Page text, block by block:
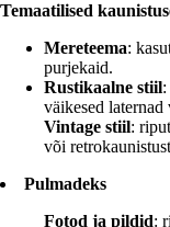
Temaatilised
Mereteema:
purjekaid.
Rustikaalne stiil
väikesed
Vintage stiil:
või
Pulmadeks
Fotod ja pildid: